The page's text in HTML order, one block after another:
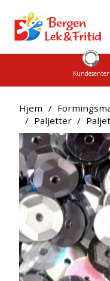
Kundesenter
Hjem /
/ Paljetter /